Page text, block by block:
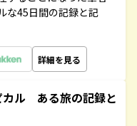
な45日間の記録と記
詳細を見る
カル ある旅の記録と